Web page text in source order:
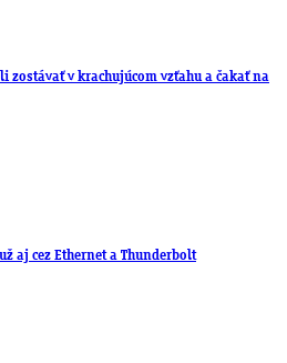
zostávať v krachujúcom vzťahu a čakať na
aj cez Ethernet a Thunderbolt